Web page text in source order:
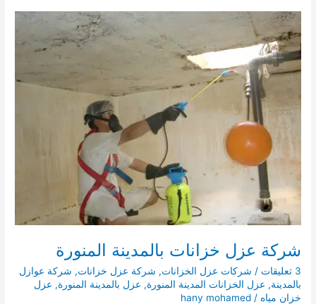
المنورة
شركة عزل خزانات بالمدينة المنورة
3 تعليقات / شركات عزل الخزانات, شركة عزل خزانات, شركة عوازل
بالمدينة, عزل الخزانات المدينة المنورة, عزل بالمدينة المنورة, عزل
خزان مياه /
hany mohamed